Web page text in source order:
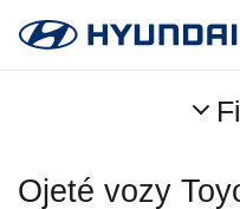
Ojeté vozy